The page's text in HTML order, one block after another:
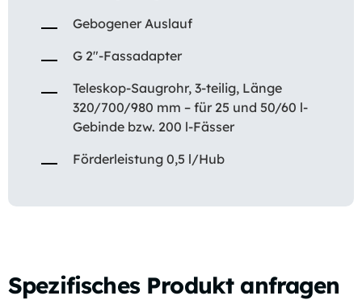
Gebogener Auslauf
G 2″-Fassadapter
Teleskop-Saugrohr, 3-teilig, Länge
320/700/980 mm – für 25 und 50/60 l-
Gebinde bzw. 200 l-Fässer
Förderleistung 0,5 l/Hub
Spezifisches Produkt anfragen